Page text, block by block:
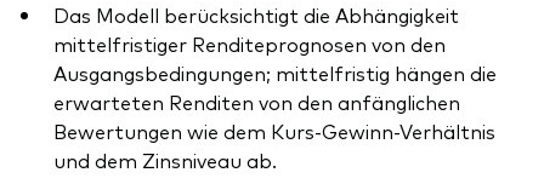
Das Modell berücksichtigt die Abhängigkeit
mittelfristiger Renditeprognosen von den
Ausgangsbedingungen; mittelfristig hängen die
erwarteten Renditen von den anfänglichen
Bewertungen wie dem Kurs-Gewinn-Verhältnis
und dem Zinsniveau ab.